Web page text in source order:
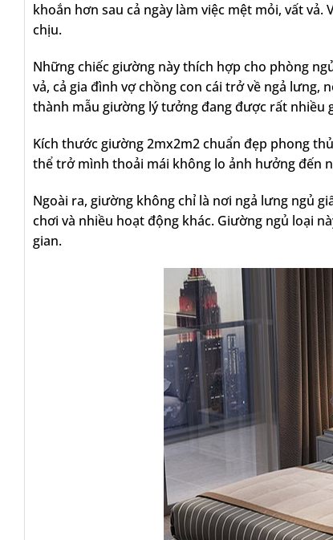
khoắn hơn sau cả ngày làm việc mệt mỏi, vất
chịu.
Những chiếc giường này thích hợp cho phòng
vả, cả gia đình vợ chồng con cái trở về ngả
thành mẫu giường lý tưởng đang được rất nhiều
Kích thước giường 2mx2m2 chuẩn đẹp phong
thể trở mình thoải mái không lo ảnh hưởng đến
Ngoài ra, giường không chỉ là nơi ngả lưng ngủ
chơi và nhiều hoạt động khác. Giường ngủ loại
gian.